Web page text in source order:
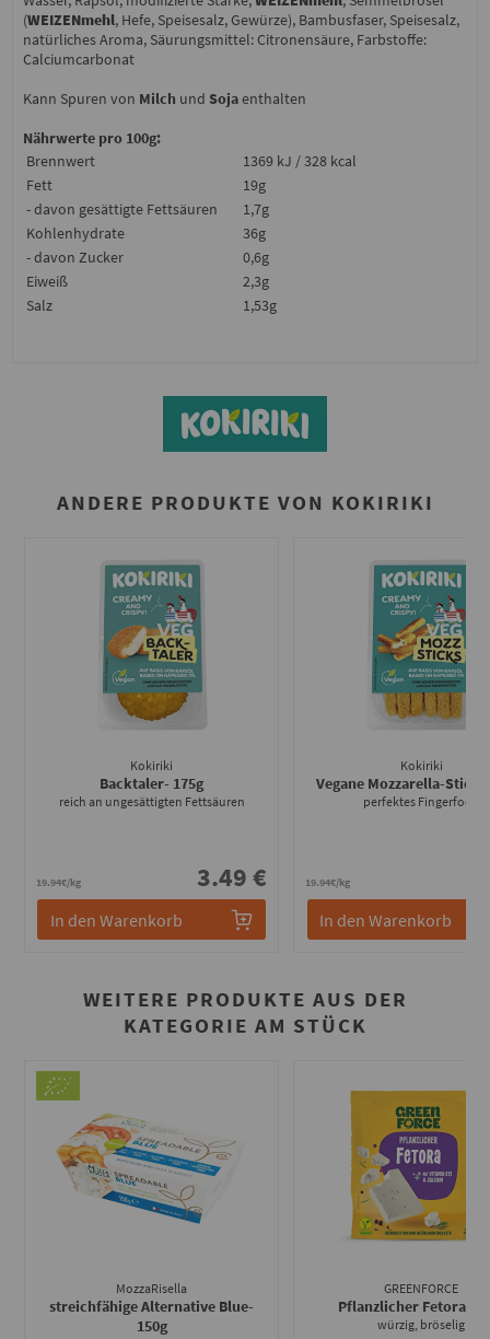
(WEIZENmehl, Hefe, Speisesalz, Gewürze), Bambusfaser, Speisesalz,
natürliches Aroma, Säurungsmittel: Citronensäure, Farbstoffe:
Calciumcarbonat
Kann Spuren von Milch und Sojaenthalten
Nährwerte pro 100g:
Brennwert
1369 kJ / 328 kcal
Fett
19g
- davon gesättigte Fettsäuren
1,7g
Kohlenhydrate
36g
- davon Zucker
0,6g
Eiweiß
2,3g
Salz
1,53g
ANDERE PRODUKTE VON KOKIRIKI
Kokiriki
Backtaler- 175g
reich an ungesättigten Fettsäuren
19.94€/kg 3.49 €
In den Warenkorb
Kokiriki
Vegane Mozzarella-Sticks
perfektes Fingerfood
19.94€/kg
In den Warenkorb
WEITERE PRODUKTE AUS DER
KATEGORIE AM STÜCK
MozzaRisella
streichfähige Alternative Blue-
150g
GREENFORCE
Pflanzlicher Fetora-
würzig, bröselig